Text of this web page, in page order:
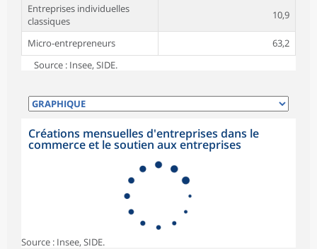
Entreprises individuelles
classiques
10,9
Micro-entrepreneurs
63,2
Source : Insee, SIDE.
Créations mensuelles d'entreprises dans le
commerce et le soutien aux entreprises
Source : Insee, SIDE.